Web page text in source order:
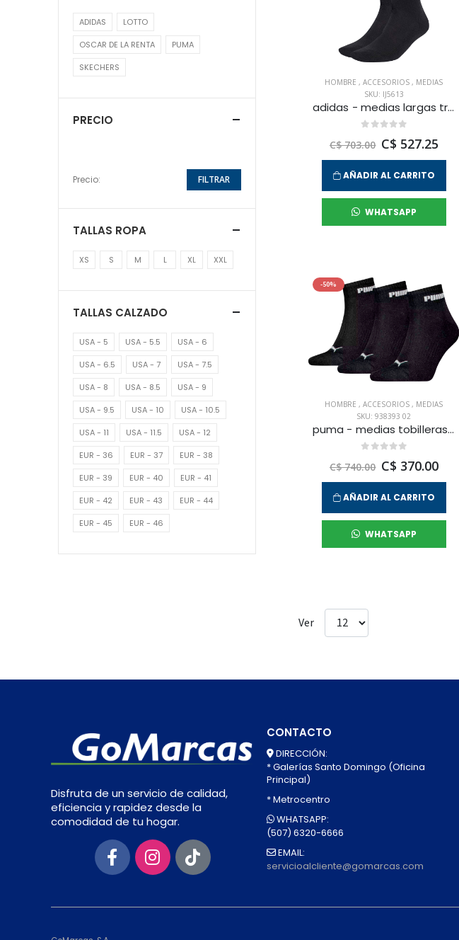
HOMBRE,ACCESORIOS, MEDIAS
SKU: IJ5613
adidas - medias largas tr crew s 3p para hombre
C$ 703.00 C$ 527.25
AÑADIR AL CARRITO
WHATSAPP
-50%
HOMBRE,ACCESORIOS, MEDIAS
SKU: 938393 02
puma - medias tobilleras ankle new generation cushioned para hombre
C$ 740.00 C$ 370.00
AÑADIR AL CARRITO
WHATSAPP
Ver
ADIDAS
LOTTO
OSCAR DE LA RENTA
PUMA
SKECHERS
PRECIO
Precio: FILTRAR
TALLAS ROPA
XS S M L XL XXL
TALLAS CALZADO
USA - 5 USA - 5.5
USA - 6
USA - 6.5
USA - 7
USA - 7.5
USA - 8
USA - 8.5
USA - 9
USA - 9.5
USA - 10
USA - 10.5
USA - 11
USA - 11.5
USA - 12
EUR - 36
EUR - 37
EUR - 38
EUR - 39
EUR - 40
EUR - 41
EUR - 42
EUR - 43
EUR - 44
EUR - 45
EUR - 46
Disfruta de un servicio de calidad,
eficiencia y rapidez desde la
comodidad de tu hogar.
CONTACTO
DIRECCIÓN:
* Galerías Santo Domingo (Oficina
Principal)
* Metrocentro
WHATSAPP:
(507) 6320-6666
EMAIL:
servicioalcliente@gomarcas.com